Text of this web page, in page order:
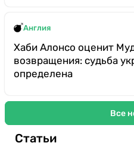
Англия
Хаби Алонсо оценит
возвращения: судьба
определена
Все
Статьи